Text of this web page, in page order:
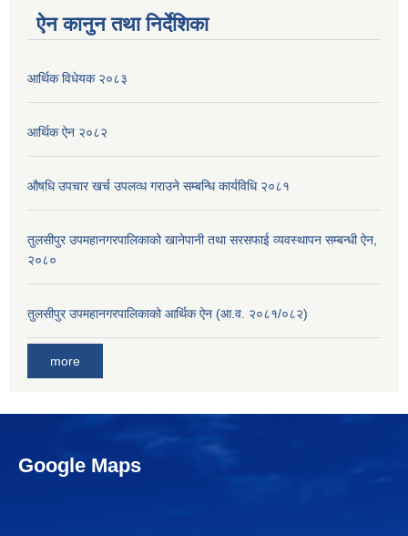
ऐन कानुन तथा निर्देशिका
आर्थिक विधेयक २०८३
आर्थिक ऐन २०८२
औषधि उपचार खर्च उपलव्ध गराउने सम्बन्धि कार्यविधि २०८१
तुलसीपुर उपमहानगरपालिकाको खानेपानी तथा सरसफाई व्यवस्थापन सम्बन्धी ऐन,
२०८०
तुलसीपुर उपमहानगरपालिकाको आर्थिक ऐन (आ.व. २०८१/०८२)
more
Google Maps